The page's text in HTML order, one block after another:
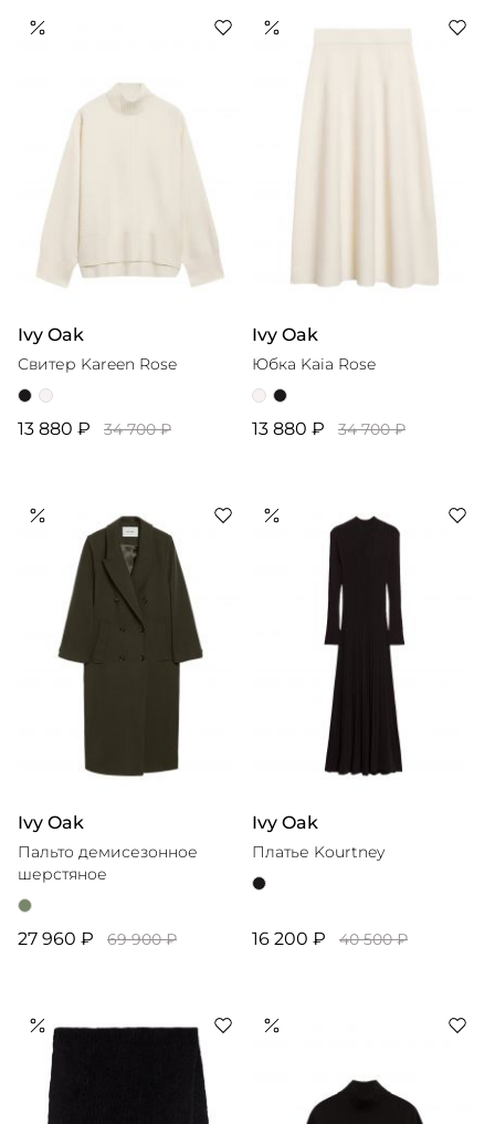
Ivy Oak
Свитер Kareen Rose
13 880 ₽ 34 700 ₽
Ivy Oak
Юбка Kaia Rose
13 880 ₽ 34 700 ₽
Ivy Oak
Пальто демисезонное
шерстяное
27 960 ₽ 69 900 ₽
Ivy Oak
Платье Kourtney
16 200 ₽ 40 500 ₽